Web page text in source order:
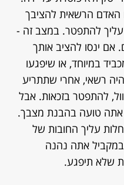
הרשאית להציבך
להתפטר. במצב זה -
אם ינסו להציב אותך
במיוחד, או שיפגעו
רשאי, אחרי שתתריע
להתפטר בזכאות. אבל
אתה טועה בהבנת מצבך.
עליך החובות של
אתה נהנה
שלא תיפגע.